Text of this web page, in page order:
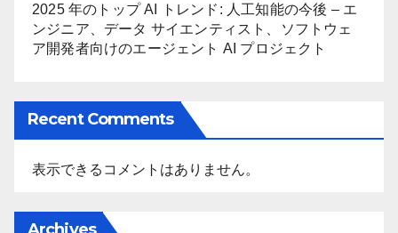
2025 年のトップ AI トレンド: 人工知能の今後 – エ
ンジニア、データ サイエンティスト、ソフトウェ
ア開発者向けのエージェント AI プロジェクト
Recent Comments
表示できるコメントはありません。
Archives